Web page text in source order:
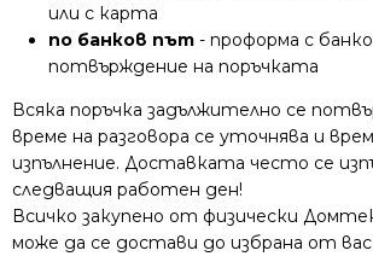
или с карта
по банков път - проформа с
потвърждение на поръчката
Всяка поръчка задължително се
време на разговора се уточнява и
изпълнение. Доставката често се
следващия работен ден!
Всичко закупено от физически
може да се достави до избрана от вас